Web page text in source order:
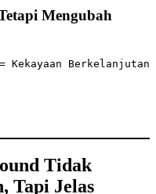
Mengubah
Kekayaan Berkelanjutan
Tidak
Tapi Jelas